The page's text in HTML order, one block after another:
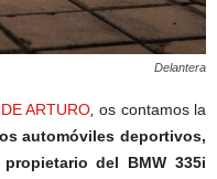
Delantera
ARTURO ,os contamos la
automóviles deportivos,
del BMW 335i